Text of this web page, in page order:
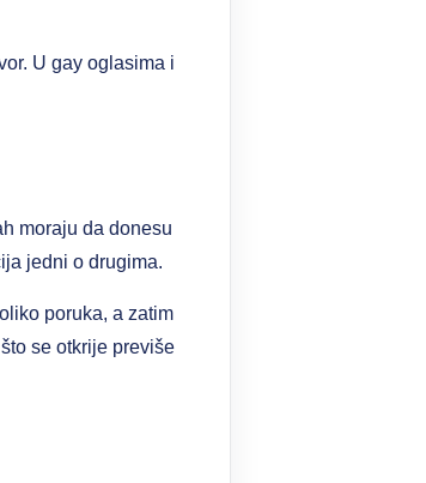
U gay oglasima i
moraju da donesu
jedni o drugima.
poruka, a zatim
se otkrije previše